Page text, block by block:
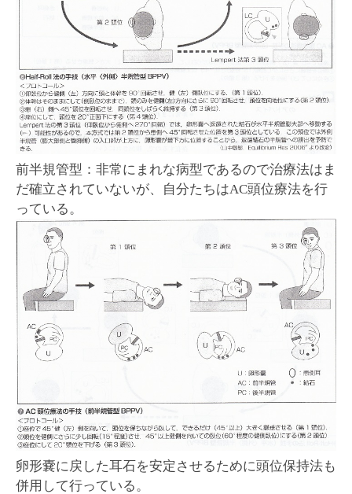
前半規管型：非常にまれな病型であるので治療法はま
だ確立されていないが、自分たちはAC頭位療法を行
っている。
卵形嚢に戻した耳石を安定させるために頭位保持法も
併用して行っている。